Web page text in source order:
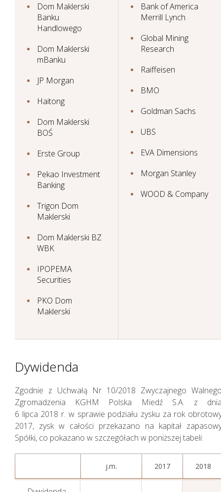
Dom Maklerski
Banku
Handlowego
Dom Maklerski
mBanku
JP Morgan
Haitong
Dom Maklerski
BOŚ
Erste Group
Pekao Investment
Banking
Trigon Dom
Maklerski
Dom Maklerski BZ
WBK
IPOPEMA
Securities
PKO Dom
Maklerski
Bank of America
Merrill Lynch
Global Mining
Research
Raiffeisen
BMO
Goldman Sachs
UBS
EVA Dimensions
Morgan Stanley
WOOD & Company
Dywidenda
Zgodnie z Uchwałą Nr 10/2018 Zwyczajnego
Zgromadzenia KGHM Polska Miedź S.A. z
6 lipca 2018 r. w sprawie podziału zysku za rok
2017, zysk w całości przekazano na kapitał
Spółki, co pokazano w szczegółach w poniższej tabeli:
j.m. 2017 2018